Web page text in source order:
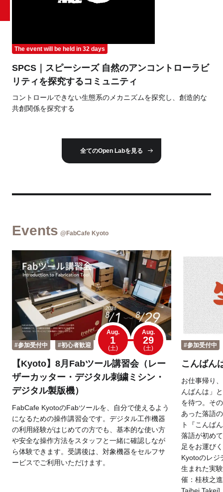
The event will be held in 32 days
SPCS｜スピーシーズ 自然のアンコントローラビ
リティを探究するコミュニティ
コントロールできない生態系のメカニズムを探究し、創造的な
共創関係を探究する
全てのOpen Labを見る
Events @FabCafe Kyoto
Aug.
1
(土)
Aug.
29
(土)
#参加受付中 #初心者歓迎
【Kyoto】8月Fabツール講習会（レー
ザーカッター・デジタル刺繍ミシン・
デジタル製版機）
FabCafe KyotoのFabツールを、自分で使えるよう
になるための操作講習会です。デジタル工作機器
の利用経験がはじめての方でも、基本的な使い方
や安全な操作方法をスタッフと一緒に確認しなが
ら体験できます。受講後は、対象機器をセルフサ
ービスでご利用いただけます。
#参加受付中
こんばん
お仕事帰り
んばんは」
を待つ。そ
あった落語
ト『こんば
落語が初め
足をお運び
Kyotoのレジ
生まれた実
催：桂枝之